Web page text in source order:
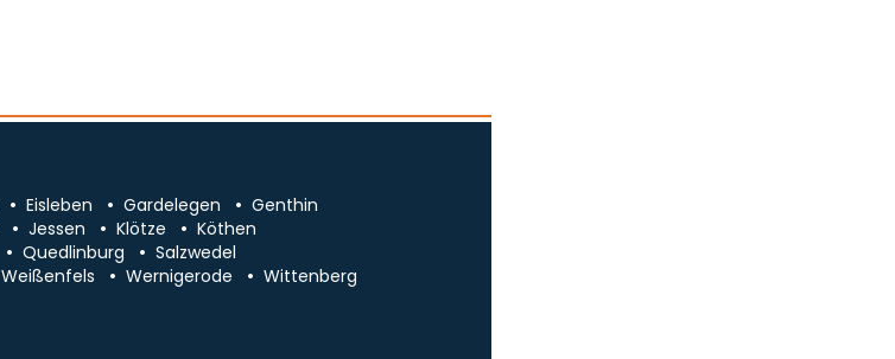
Eisleben Gardelegen
Genthin
Jessen Klötze
Köthen
Quedlinburg
Salzwedel
Weißenfels Wernigerode
Wittenberg